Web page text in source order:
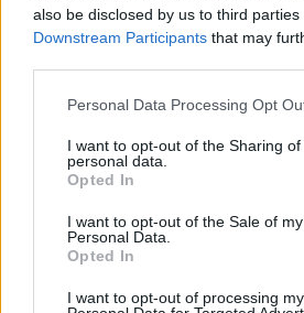
also be disclosed by us to third parties
Downstream Participants that may
Please note that this website/app
not limited to your visit or usage
grant or deny consent to Google and
use your data for below specified
consent section.
Personal Data Processing Opt
I want to opt-out of the Sharing of
personal data.
Opted In
I want to opt-out of the Sale of my
Personal Data.
Opted In
I want to opt-out of processing my